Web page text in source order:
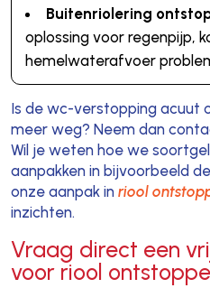
Buitenriolering
oplossing voor regenpijp,
hemelwaterafvoer
Is de wc-verstopping acuut
meer weg? Neem dan
Wil je weten hoe we
aanpakken in bijvoorbeeld
onze aanpak in riool
inzichten.
Vraag direct een
voor riool